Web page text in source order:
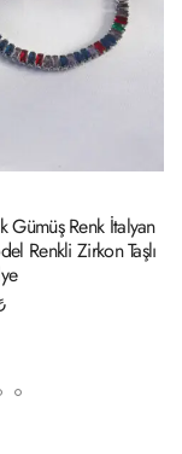
Gümüş Renk İtalyan
Renkli Zirkon Taşlı